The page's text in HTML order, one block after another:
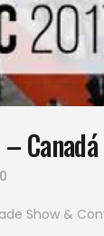
Canadá
Show &